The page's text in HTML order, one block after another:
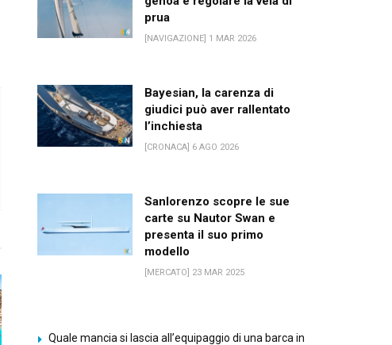
prua
[NAVIGAZIONE] 1 MAR 2026
Bayesian, la carenza di
giudici può aver rallentato
l’inchiesta
[CRONACA] 6 AGO 2026
Sanlorenzo scopre le sue
carte su Nautor Swan e
presenta il suo primo
modello
[MERCATO] 23 MAR 2025
Quale mancia si lascia all’equipaggio di una barca in